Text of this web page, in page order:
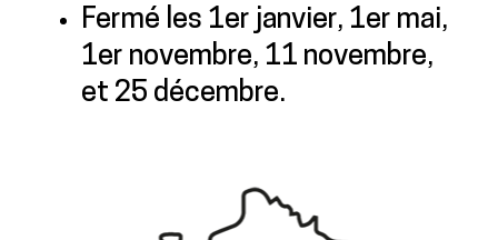
Fermé les 1er janvier, 1er mai,
1er novembre, 11 novembre,
et 25 décembre.